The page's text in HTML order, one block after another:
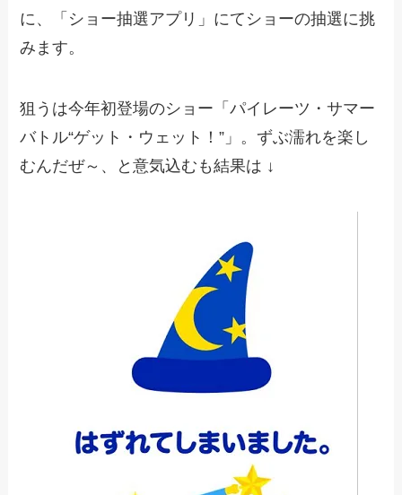
に、「ショー抽選アプリ」にてショーの抽選に挑
みます。
狙うは今年初登場のショー「パイレーツ・サマー
バトル“ゲット・ウェット！”」。ずぶ濡れを楽し
むんだぜ～、と意気込むも結果は ↓